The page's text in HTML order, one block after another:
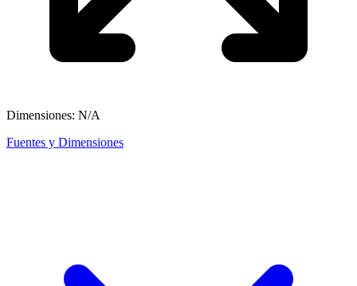
Dimensiones: N/A
Fuentes y Dimensiones